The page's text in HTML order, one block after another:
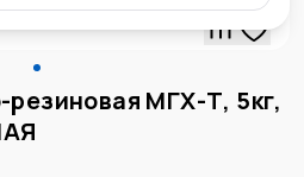
МГХ-Т, 5кг,